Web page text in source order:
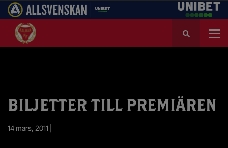
k
r
BILJETTER TILL PREMIÄREN
14 mars, 2011 |